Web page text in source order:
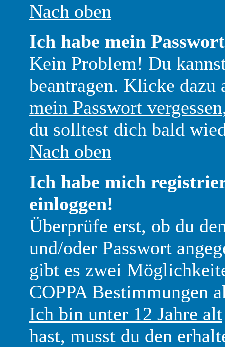
Nach oben
Ich habe mein
Kein Problem! Du
beantragen. Klicke
mein Passwort vergessen
du solltest dich bald
Nach oben
Ich habe mich
einloggen!
Überprüfe erst, ob du
und/oder Passwort
gibt es zwei
COPPA Bestimmungen
Ich bin unter 12 Jahre alt
hast, musst du den